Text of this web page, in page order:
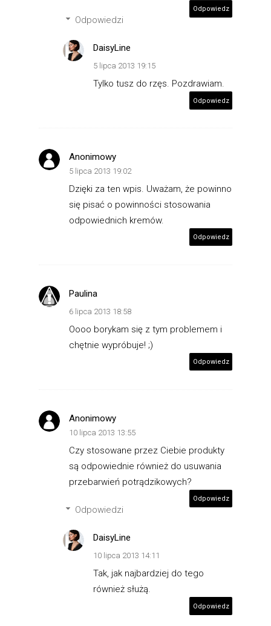
Odpowiedz
Odpowiedzi
DaisyLine
5 lipca 2013 19:15
Tylko tusz do rzęs. Pozdrawiam.
Odpowiedz
Anonimowy
5 lipca 2013 19:02
Dzięki za ten wpis. Uważam, że powinno
się pisać o powinności stosowania
odpowiednich kremów.
Odpowiedz
Paulina
6 lipca 2013 18:58
Oooo borykam się z tym problemem i
chętnie wypróbuje! ;)
Odpowiedz
Anonimowy
10 lipca 2013 13:55
Czy stosowane przez Ciebie produkty
są odpowiednie również do usuwania
przebarwień potrądzikowych?
Odpowiedz
Odpowiedzi
DaisyLine
10 lipca 2013 14:11
Tak, jak najbardziej do tego
również służą.
Odpowiedz